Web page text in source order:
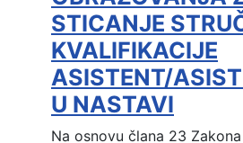
STICANJE
KVALIFIKACIJE
ASISTENT/
U NASTAVI
Na osnovu člana 23